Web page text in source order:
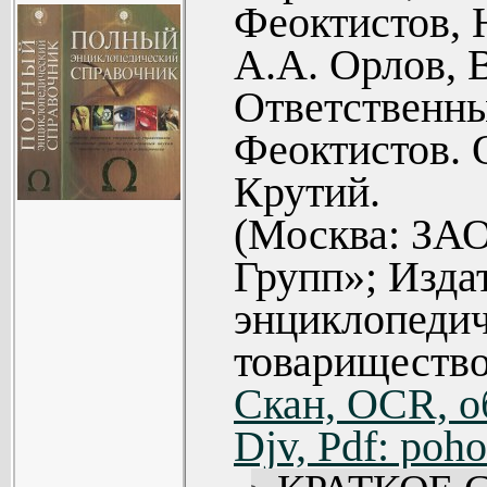
Всемирная
Религия
ТЕХНИКА
Транспорт
(766).
Книга
современной
Феоктистов,
А.А. Орлов,
Крутий.
(Москва:
Групп»;
Скан, OCR,
Djv, Pdf: